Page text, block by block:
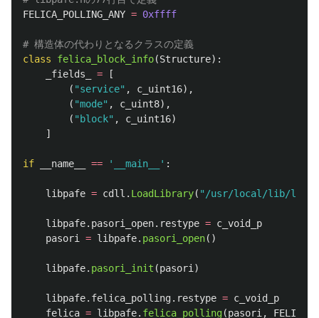
FELICA_POLLING_ANY = 0xffff
class
felica_block_info(Structure):
_fields_
=
[
( "service" , c_uint16),
( "mode" , c_uint8),
( " block" , c_uint16)
]
if __name__ == ' __main__ ' :
libpafe = cdll . LoadLibrary( " /usr/local/lib/
libpafe. pasori_open. restype = c_void_p
pasori
= libpafe. pasori_open()
libpafe. pasori_init (pasori )
libpafe. felica_polling. restype = c_void_p
felica = libpafe. felica_polling(pasori ,